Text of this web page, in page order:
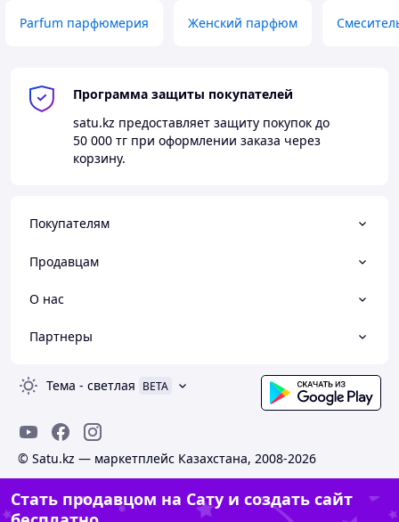
Parfum парфюмерия Женский парфюм
Программа защиты покупателей
satu.kz предоставляет защиту покупок до
50 000 тг при оформлении заказа через
корзину.
Покупателям
Продавцам
О нас
Партнеры
Тема - светлая BETA
© Satu.kz — маркетплейс Казахстана, 2008-2026
Стать продавцом на Сату и создать сайт